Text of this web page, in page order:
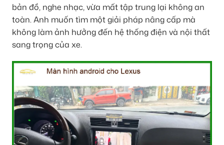
bản đồ, nghe nhạc, vừa mất tập trung lại không an
toàn. Anh muốn tìm một giải pháp nâng cấp mà
không làm ảnh hưởng đến hệ thống điện và nội thất
sang trọng của xe.